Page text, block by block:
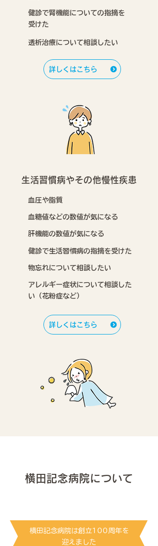
健診で腎機能についての指摘を
受けた
透析治療について相談したい
詳しくはこちら
生活習慣病やその他慢性疾患
血圧や脂質
血糖値などの数値が気になる
肝機能の数値が気になる
健診で生活習慣病の指摘を受けた
物忘れについて相談したい
アレルギー症状について相談した
い（花粉症など）
詳しくはこちら
横田記念病院について
横田記念病院は創立100​周年を
迎えました